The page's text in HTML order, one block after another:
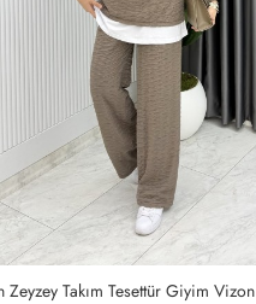
Zeyzey Takım Tesettür Giyim Vizon